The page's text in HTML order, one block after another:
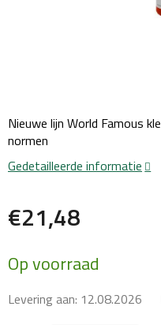
€21,48
prijs:
Op voorraad
Levering aan: 12.08.2026
Nieuwe lijn World Famous
normen
Gedetailleerde informatie